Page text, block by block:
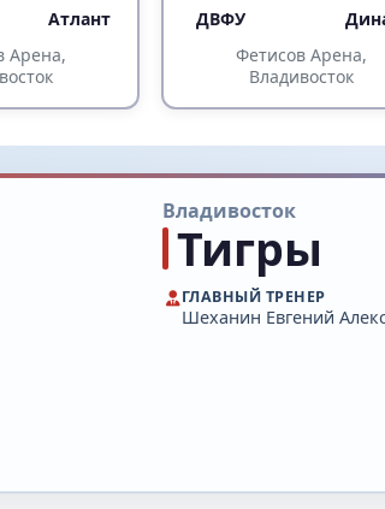
Атлант
Арена,
ДВФУ
Фетисов Арена,
Владивосток
Владивосток
Тигры
ГЛАВНЫЙ ТРЕНЕР
Шеханин Евгений